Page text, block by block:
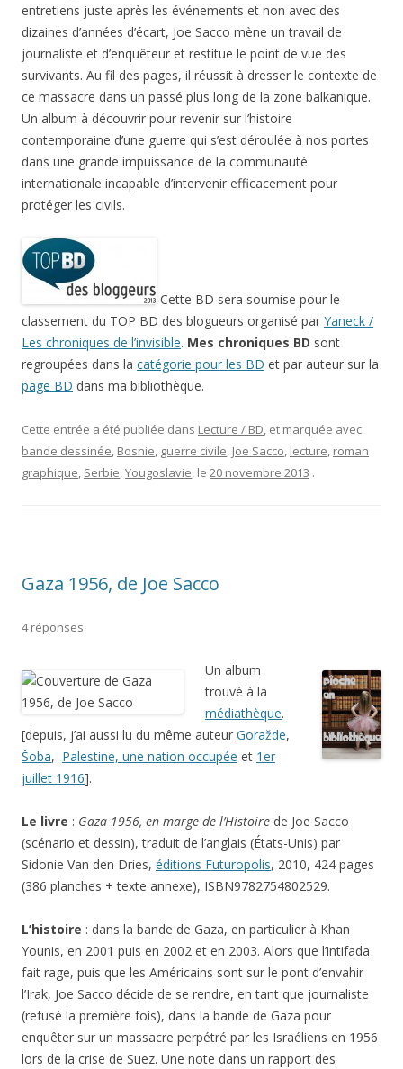
entretiens juste après les événements et non avec des
dizaines d’années d’écart, Joe Sacco mène un travail de
journaliste et d’enquêteur et restitue le point de vue des
survivants. Au fil des pages, il réussit à dresser le contexte de
ce massacre dans un passé plus long de la zone balkanique.
Un album à découvrir pour revenir sur l’histoire
contemporaine d’une guerre qui s’est déroulée à nos portes
dans une grande impuissance de la communauté
internationale incapable d’intervenir efficacement pour
protéger les civils.
Cette BD sera soumise pour le
classement du TOP BD des blogueurs organisé par Yaneck /
Les chroniques de l’invisible. Mes chroniques BD sont
regroupées dans la catégorie pour les BD et par auteur sur la
page BD dans ma bibliothèque.
Cette entrée a été publiée dans Lecture / BD, et marquée avec
bande dessinée, Bosnie, guerre civile, Joe Sacco, lecture, roman
graphique, Serbie,Yougoslavie, le 20 novembre 2013 .
Gaza 1956, de Joe Sacco
4 réponses
Un album
trouvé à la
médiathèque.
[depuis, j’ai aussi lu du même auteur Goražde,
Šoba, Palestine, une nation occupée et 1er
juillet 1916].
Le livre : Gaza 1956, en marge de l’Histoire de Joe Sacco
(scénario et dessin), traduit de l’anglais (États-Unis) par
Sidonie Van den Dries, éditions Futuropolis, 2010, 424 pages
(386 planches + texte annexe), ISBN9782754802529.
L’histoire : dans la bande de Gaza, en particulier à Khan
Younis, en 2001 puis en 2002 et en 2003. Alors que l’intifada
fait rage, puis que les Américains sont sur le pont d’envahir
l’Irak, Joe Sacco décide de se rendre, en tant que journaliste
(refusé la première fois), dans la bande de Gaza pour
enquêter sur un massacre perpétré par les Israéliens en 1956
lors de la crise de Suez. Une note dans un rapport des